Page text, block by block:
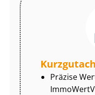
Präzise
ImmoWertV